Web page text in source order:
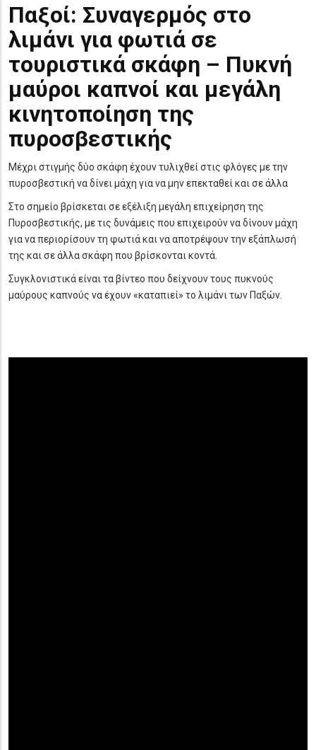
Παξοί: Συναγερμός στο
λιμάνι για φωτιά σε
τουριστικά σκάφη – Πυκνή
μαύροι καπνοί και μεγάλη
κινητοποίηση της
πυροσβεστικής
Μέχρι στιγμής δύο σκάφη έχουν τυλιχθεί στις φλόγες με την
πυροσβεστική να δίνει μάχη για να μην επεκταθεί και σε άλλα
Στο σημείο βρίσκεται σε εξέλιξη μεγάλη επιχείρηση της
Πυροσβεστικής, με τις δυνάμεις που επιχειρούν να δίνουν μάχη
για να περιορίσουν τη φωτιά και να αποτρέψουν την εξάπλωσή
της και σε άλλα σκάφη που βρίσκονται κοντά.
Συγκλονιστικά είναι τα βίντεο που δείχνουν τους πυκνούς
μαύρους καπνούς να έχουν «καταπιεί» το λιμάνι των Παξών.